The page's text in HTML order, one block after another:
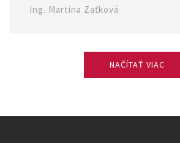
Ing. Martina Zaťková
NAČÍTAŤ VIAC